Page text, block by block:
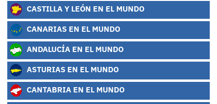
CASTILLA Y LEÓN EN EL MUNDO
CANARIAS EN EL MUNDO
ANDALUCÍA EN EL MUNDO
ASTURIAS EN EL MUNDO
CANTABRIA EN EL MUNDO